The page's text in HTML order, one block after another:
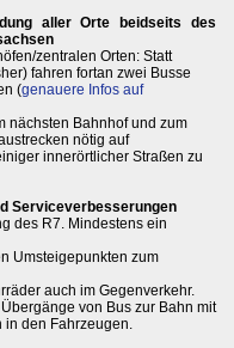
aller Orte beidseits des
zentralen Orten: Statt
fahren fortan zwei Busse
(genauere Infos auf
nächsten Bahnhof und zum
nötig auf
innerörtlicher Straßen zu
Serviceverbesserungen
des R7. Mindestens ein
Umsteigepunkten zum
auch im Gegenverkehr.
von Bus zur Bahn mit
in den Fahrzeugen.